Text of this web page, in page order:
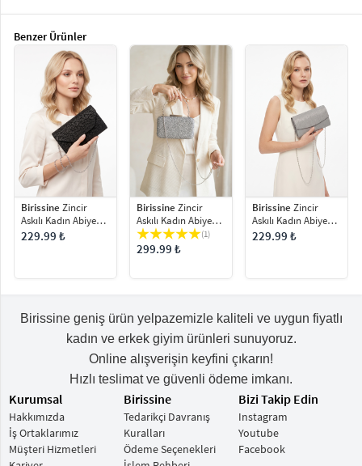
Benzer Ürünler
Birissine Zincir
Askılı Kadın Abiye
Çanta
229.99 ₺
Birissine Zincir
Askılı Kadın Abiye
Portföy Çanta (1)
299.99 ₺
Birissine Zincir
Askılı Kadın Abiye
Çanta
229.99 ₺
Birissine geniş ürün yelpazemizle kaliteli ve uygun fiyatlı
kadın ve erkek giyim ürünleri sunuyoruz.
Online alışverişin keyfini çıkarın!
Hızlı teslimat ve güvenli ödeme imkanı.
Kurumsal
Hakkımızda
İş Ortaklarımız
Müşteri Hizmetleri
Birissine
Tedarikçi Davranış
Kuralları
Ödeme Seçenekleri
Bizi Takip Edin
Instagram
Youtube
Facebook